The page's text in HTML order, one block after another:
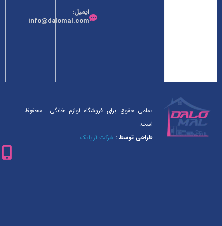
ایمیل:
info@dalomal.com
تمامی حقوق برای فروشگاه لوازم خانگی محفوظ
است.
طراحی توسط : شرکت آریاتک